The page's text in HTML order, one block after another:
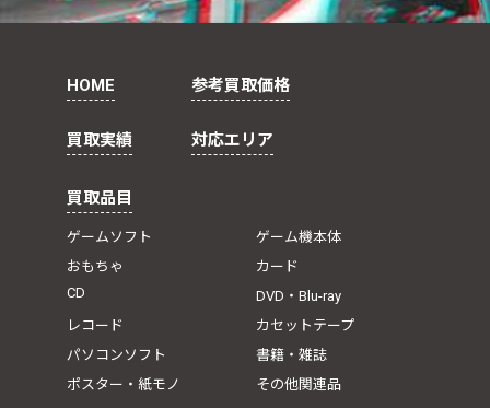
HOME 参考買取価格
買取実績 対応エリア
買取品目
ゲームソフト
ゲーム機本体
おもちゃ
カード
CD
DVD・Blu-ray
レコード
カセットテープ
パソコンソフト
書籍・雑誌
ポスター・紙モノ
その他関連品